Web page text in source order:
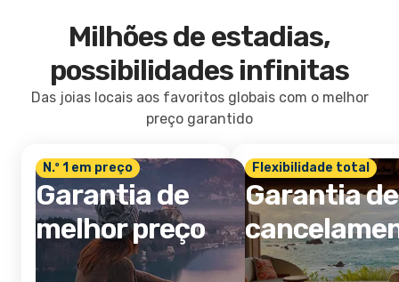
Milhões de estadias,
possibilidades infinitas
Das joias locais aos favoritos globais com o melhor
preço garantido
N.º 1 em preço
Garantia de
melhor preço
Flexibilidade total
Garantia de